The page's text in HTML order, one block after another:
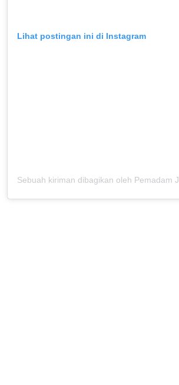
Lihat postingan ini di Instagram